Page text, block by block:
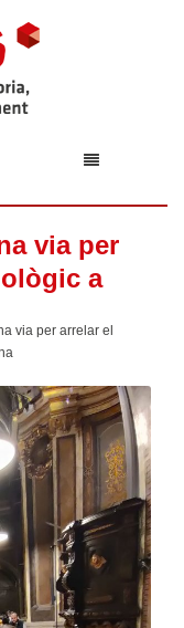
via per
a
via per arrelar el